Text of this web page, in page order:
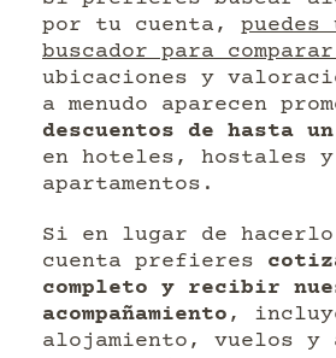
por tu cuenta,
buscador para
ubicaciones y
a menudo aparecen
descuentos de hasta un
en hoteles, hostales y
apartamentos.
Si en lugar de
cuenta prefieres
completo y recibir
acompañamiento ,
alojamiento, vuelos y